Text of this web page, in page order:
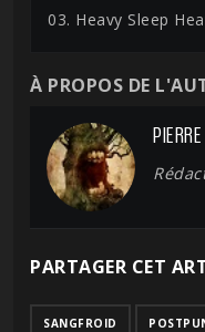
03. Heavy Sleep
À PROPOS DE
PARTAGER CET
SANGFROID